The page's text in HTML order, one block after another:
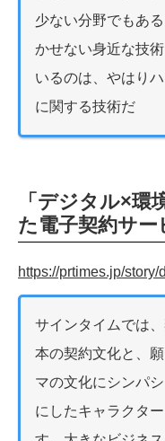
少ない分野でもあ
かせない身近な技
いるのは、やはり
に関する技術だ
「デジタル×
た電子契約サー
https://prtimes.jp/
サインタイムでは
本の契約文化と、
マの文化にシンパ
にしたキャラクタ